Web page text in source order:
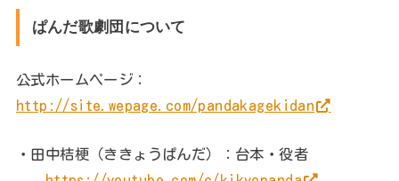
ぱんだ歌劇団について
公式ホームページ：
http://site.wepage.com/pandakagekidan
・田中桔梗（ききょうぱんだ）：台本・役者